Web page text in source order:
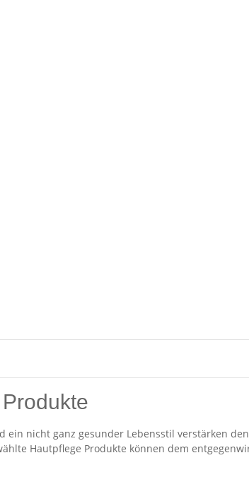
ein nicht ganz gesunder Lebensstil verstärken
Hautpflege Produkte können dem